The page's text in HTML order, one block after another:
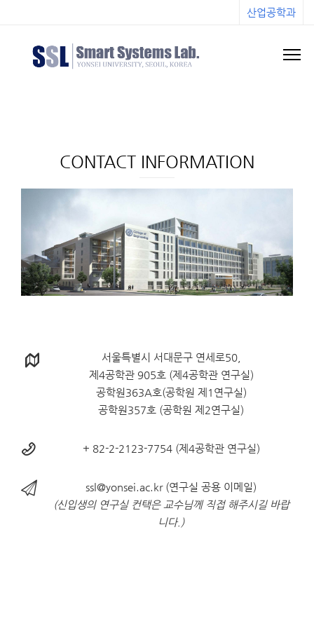
산업공학과
CONTACT INFORMATION
서울특별시 서대문구 연세로50,
제4공학관 905호 (제4공학관 연구실)
공학원363A호(공학원 제1연구실)
공학원357호 (공학원 제2연구실)
+ 82-2-2123-7754 (제4공학관 연구실)
ssl@yonsei.ac.kr(연구실 공용 이메일)
(신입생의 연구실 컨택은 교수님께 직접 해주시길 바랍
니다.)